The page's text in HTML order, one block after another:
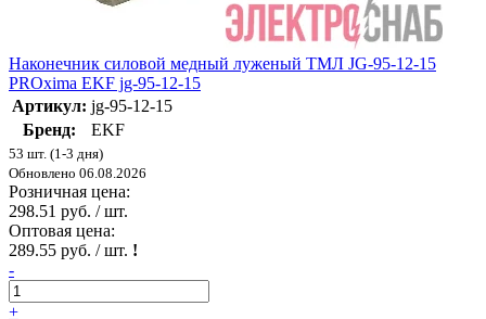
Наконечник силовой медный луженый ТМЛ JG-95-12-15
PROxima EKF jg-95-12-15
Артикул: jg-95-12-15
Бренд:
EKF
53 шт. (1-3 дня)
Обновлено 06.08.2026
Розничная цена:
298.51 руб. / шт.
Оптовая цена:
289.55 руб. / шт. !
-
+